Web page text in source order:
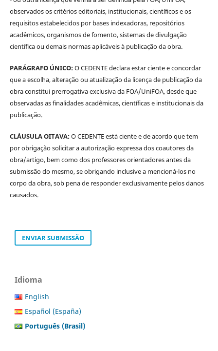
observados os critérios editoriais, institucionais, científicos e os
requisitos estabelecidos por bases indexadoras, repositórios
acadêmicos, organismos de fomento, sistemas de divulgação
científica ou demais normas aplicáveis à publicação da obra.
PARÁGRAFO ÚNICO:O CEDENTE declara estar ciente e concordar
que a escolha, alteração ou atualização da licença de publicação da
obra constitui prerrogativa exclusiva da FOA/UniFOA, desde que
observadas as finalidades acadêmicas, científicas e institucionais da
publicação.
CLÁUSULA OITAVA:O CEDENTE está ciente e de acordo que tem
por obrigação solicitar a autorização expressa dos coautores da
obra/artigo, bem como dos professores orientadores antes da
submissão do mesmo, se obrigando inclusive a mencioná-los no
corpo da obra, sob pena de responder exclusivamente pelos danos
causados.
ENVIAR SUBMISSÃO
Idioma
English
Español (España)
Português (Brasil)